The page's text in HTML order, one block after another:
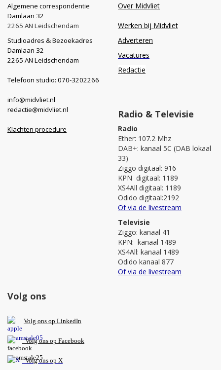
Algemene correspondentie
Damlaan 32
2265 AN Leidschendam
Studioadres & Bezoekadres
Damlaan 32
2265 AN Leidschendam
Telefoon studio: 070-3202266
info@midvliet.nl
redactie@midvliet.nl
Klachten procedure
Over Midvliet
Werken bij Midvliet
Adverteren
Vacatures
Redactie
Radio & Televisie
Radio
Ether: 107.2 Mhz
DAB+: kanaal 5C (DAB lokaal
33)
Ziggo digitaal: 916
KPN digitaal: 1189
XS4All digitaal: 1189
Odido digitaal:2192
Of via de livestream
Televisie
Ziggo: kanaal 41
KPN: kanaal 1489
XS4All: kanaal 1489
Odido kanaal 877
Of via de livestream
Volg ons
Volg ons op LinkedIn
Volg ons op Facebook
Volg ons op X